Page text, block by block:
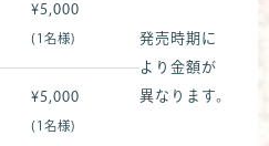
¥5,000
(1名様)
発売時期に
より金額が
異なります。
¥5,000
(1名様)